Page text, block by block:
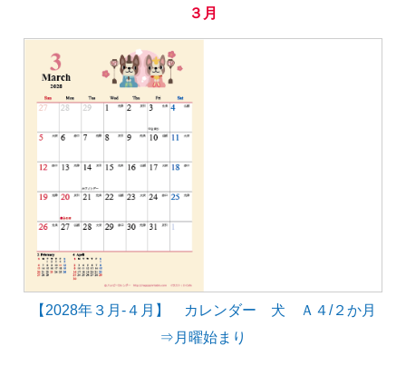
３月
【2028年３月-４月】 カレンダー 犬 Ａ４/２か月
⇒月曜始まり